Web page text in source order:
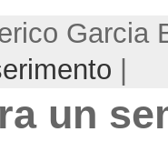
Garcia
un